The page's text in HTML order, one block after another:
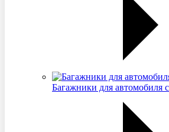
Багажники для автомобиля